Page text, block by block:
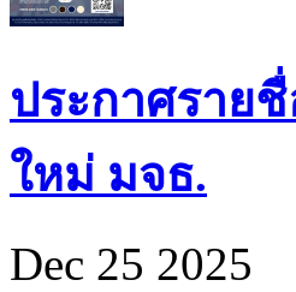
ประกาศราย
ใหม่ มจธ.
Dec 25 2025